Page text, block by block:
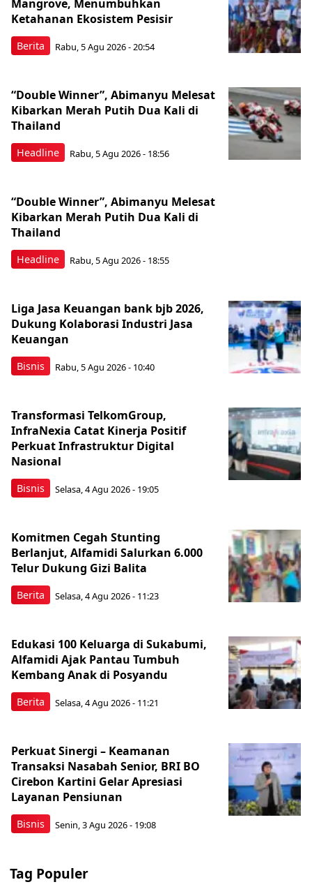
Berita
Mangrove, Menumbuhkan
Ketahanan Ekosistem Pesisir
Rabu, 5 Agu 2026 - 20:54
Headline
“Double Winner”, Abimanyu Melesat
Kibarkan Merah Putih Dua Kali di
Thailand
Rabu, 5 Agu 2026 - 18:56
Headline
“Double Winner”, Abimanyu Melesat
Kibarkan Merah Putih Dua Kali di
Thailand
Rabu, 5 Agu 2026 - 18:55
Bisnis
Liga Jasa Keuangan bank bjb 2026,
Dukung Kolaborasi Industri Jasa
Keuangan
Rabu, 5 Agu 2026 - 10:40
Bisnis
Transformasi TelkomGroup,
InfraNexia Catat Kinerja Positif
Perkuat Infrastruktur Digital
Nasional
Selasa, 4 Agu 2026 - 19:05
Berita
Komitmen Cegah Stunting
Berlanjut, Alfamidi Salurkan 6.000
Telur Dukung Gizi Balita
Selasa, 4 Agu 2026 - 11:23
Berita
Edukasi 100 Keluarga di Sukabumi,
Alfamidi Ajak Pantau Tumbuh
Kembang Anak di Posyandu
Selasa, 4 Agu 2026 - 11:21
Bisnis
Perkuat Sinergi – Keamanan
Transaksi Nasabah Senior, BRI BO
Cirebon Kartini Gelar Apresiasi
Layanan Pensiunan
Senin, 3 Agu 2026 - 19:08
Tag Populer